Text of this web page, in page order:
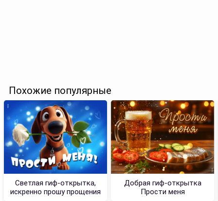
Похожие популярные
Светлая гиф-открытка,
искренно прошу прощения
Добрая гиф-открытка
Прости меня